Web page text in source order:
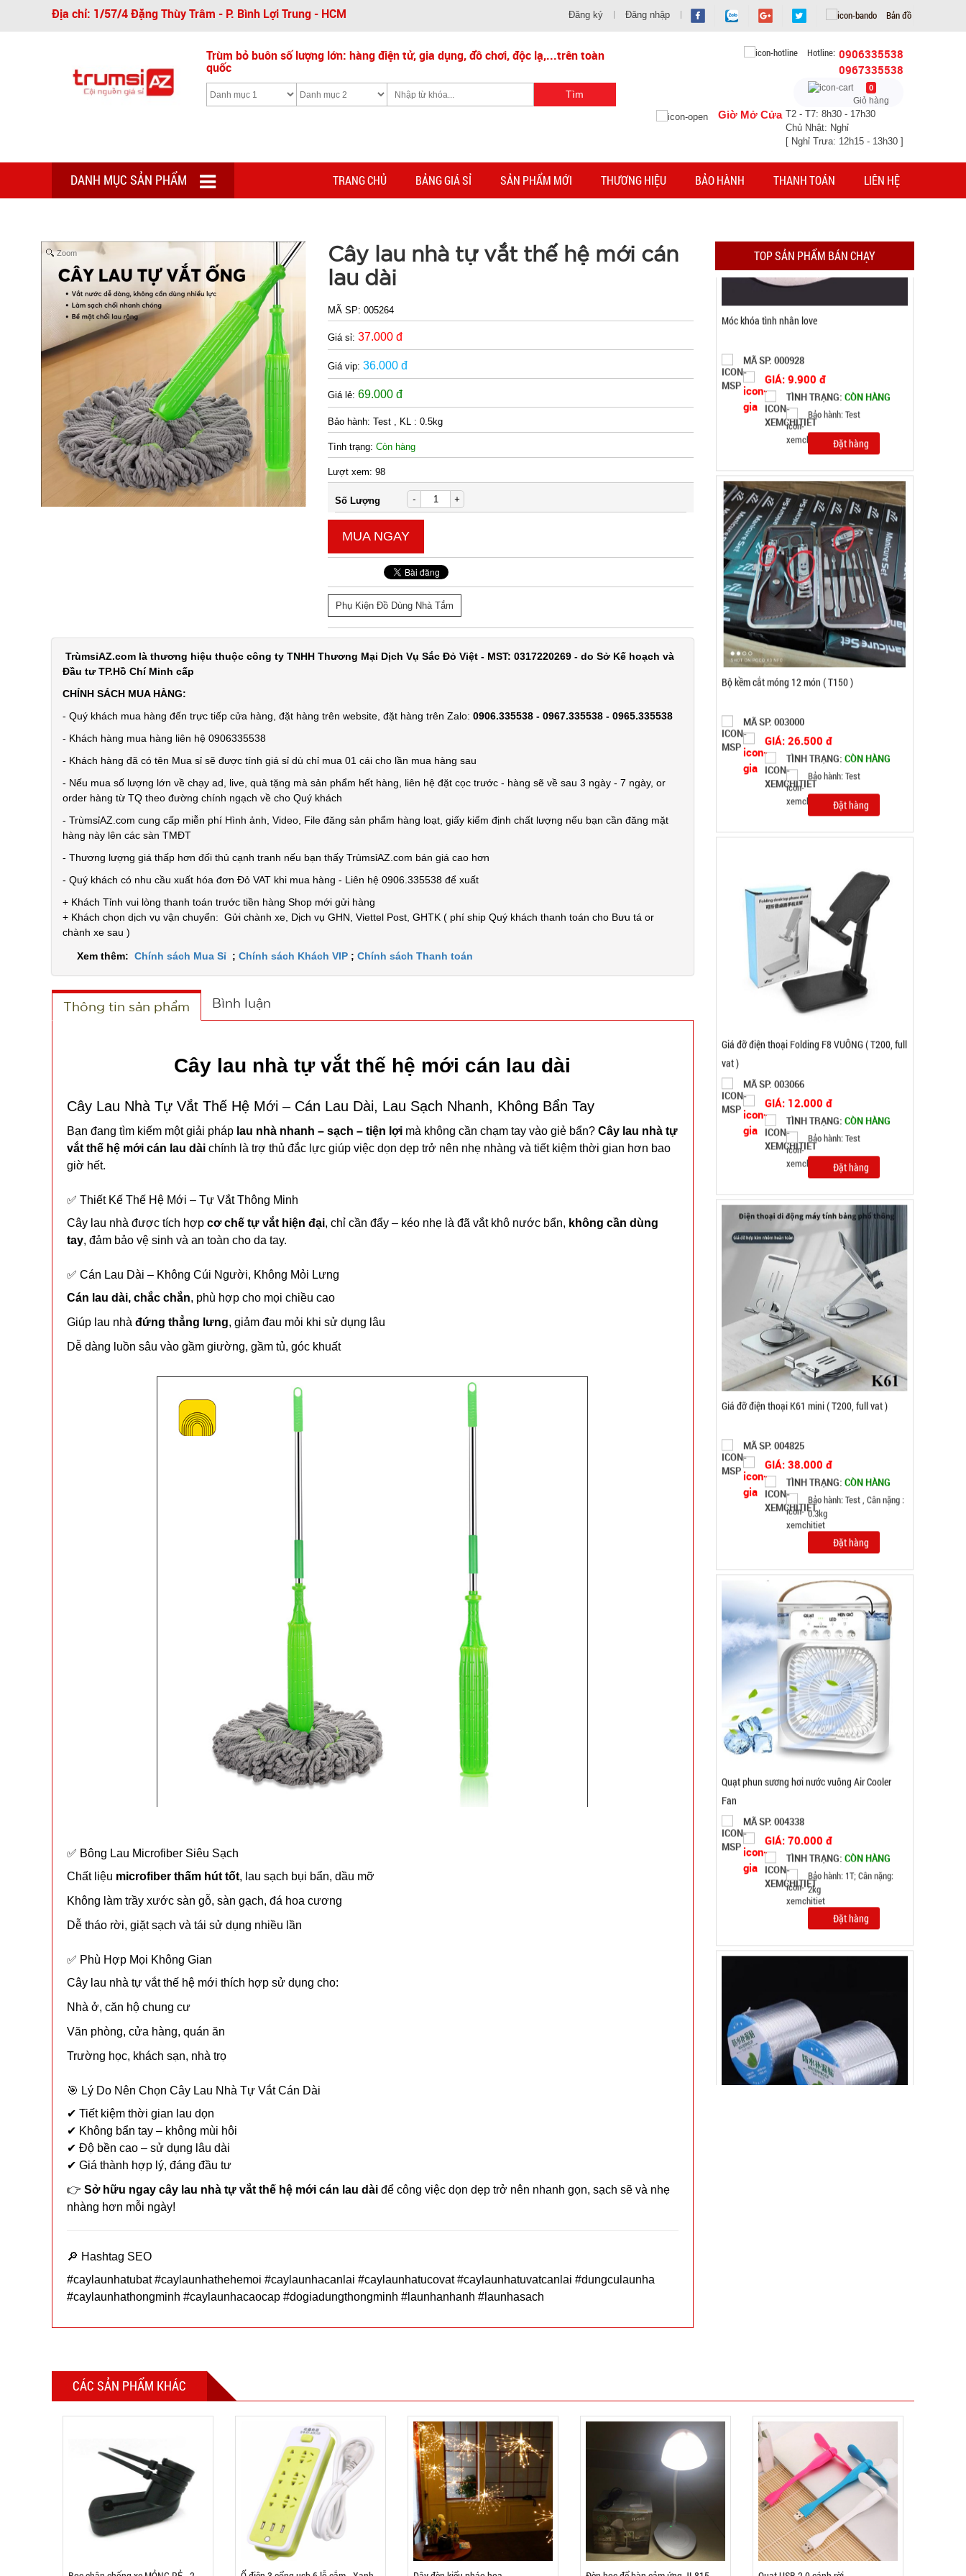
Địa chỉ: 1/57/4 Đặng Thùy Trâm - P. Bình Lợi Trung - HCM Bản đồ
Đăng ký Đăng nhập
Trùm bỏ buôn số lượng lớn: hàng điện tử, gia dụng, đồ chơi, độc lạ,...trên toàn
quốc
Hotline: 0906335538
0967335538
0
Giỏ hàng
Giờ Mở Cửa T2 - T7: 8h30 - 17h30
Chủ Nhật: Nghỉ
[ Nghỉ Trưa: 12h15 - 13h30 ]
DANH MỤC SẢN PHẨM TRANG CHỦ BẢNG GIÁ SỈ SẢN PHẨM MỚI THƯƠNG HIỆU BẢO HÀNH THANH TOÁN LIÊN HỆ
Zoom
Cây lau nhà tự vắt thế hệ mới cán
lau dài
MÃ SP:005264
Giá sỉ:37.000 đ
Giá vip:36.000 đ
Giá lẻ:69.000 đ
Bảo hành:Test , KL : 0.5kg
Tình trạng:Còn hàng
Lượt xem:98
Số Lượng - +
MUA NGAY
Phụ Kiện Đồ Dùng Nhà Tắm
TrùmsỉAZ.com là thương hiệu thuộc công ty TNHH Thương Mại Dịch Vụ Sắc Đỏ Việt - MST: 0317220269 - do Sở Kế hoạch và
Đầu tư TP.Hồ Chí Minh cấp
CHÍNH SÁCH MUA HÀNG:
- Quý khách mua hàng đến trực tiếp cửa hàng, đặt hàng trên website, đặt hàng trên Zalo: 0906.335538 - 0967.335538 - 0965.335538
- Khách hàng mua hàng liên hệ 0906335538
- Khách hàng đã có tên Mua sỉ sẽ được tính giá sỉ dù chỉ mua 01 cái cho lần mua hàng sau
- Nếu mua số lượng lớn về chạy ad, live, quà tặng mà sản phẩm hết hàng, liên hệ đặt cọc trước - hàng sẽ về sau 3 ngày - 7 ngày, or
order hàng từ TQ theo đường chính ngạch về cho Quý khách
- TrùmsỉAZ.com cung cấp miễn phí Hình ảnh, Video, File đăng sản phẩm hàng loạt, giấy kiểm định chất lượng nếu bạn cần đăng mặt
hàng này lên các sàn TMĐT
- Thương lượng giá thấp hơn đối thủ cạnh tranh nếu bạn thấy TrùmsỉAZ.com bán giá cao hơn
- Quý khách có nhu cầu xuất hóa đơn Đỏ VAT khi mua hàng - Liên hệ 0906.335538 để xuất
+ Khách Tỉnh vui lòng thanh toán trước tiền hàng Shop mới gửi hàng
+ Khách chọn dịch vụ vận chuyển: Gửi chành xe, Dịch vụ GHN, Viettel Post, GHTK ( phí ship Quý khách thanh toán cho Bưu tá or
chành xe sau )
Xem thêm: Chính sách Mua Sỉ ; Chính sách Khách VIP ; Chính sách Thanh toán
Thông tin sản phẩm Bình luận
Cây lau nhà tự vắt thế hệ mới cán lau dài
Cây Lau Nhà Tự Vắt Thế Hệ Mới – Cán Lau Dài, Lau Sạch Nhanh, Không Bẩn Tay
Bạn đang tìm kiếm một giải pháp lau nhà nhanh – sạch – tiện lợi mà không cần chạm tay vào giẻ bẩn? Cây lau nhà tự
vắt thế hệ mới cán lau dài chính là trợ thủ đắc lực giúp việc dọn dẹp trở nên nhẹ nhàng và tiết kiệm thời gian hơn bao
giờ hết.
✅ Thiết Kế Thế Hệ Mới – Tự Vắt Thông Minh
Cây lau nhà được tích hợp cơ chế tự vắt hiện đại, chỉ cần đẩy – kéo nhẹ là đã vắt khô nước bẩn, không cần dùng
tay, đảm bảo vệ sinh và an toàn cho da tay.
✅ Cán Lau Dài – Không Cúi Người, Không Mỏi Lưng
Cán lau dài, chắc chắn, phù hợp cho mọi chiều cao
Giúp lau nhà đứng thẳng lưng, giảm đau mỏi khi sử dụng lâu
Dễ dàng luồn sâu vào gầm giường, gầm tủ, góc khuất
✅ Bông Lau Microfiber Siêu Sạch
Chất liệu microfiber thấm hút tốt, lau sạch bụi bẩn, dầu mỡ
Không làm trầy xước sàn gỗ, sàn gạch, đá hoa cương
Dễ tháo rời, giặt sạch và tái sử dụng nhiều lần
✅ Phù Hợp Mọi Không Gian
Cây lau nhà tự vắt thế hệ mới thích hợp sử dụng cho:
Nhà ở, căn hộ chung cư
Văn phòng, cửa hàng, quán ăn
Trường học, khách sạn, nhà trọ
🎯 Lý Do Nên Chọn Cây Lau Nhà Tự Vắt Cán Dài
✔ Tiết kiệm thời gian lau dọn
✔ Không bẩn tay – không mùi hôi
✔ Độ bền cao – sử dụng lâu dài
✔ Giá thành hợp lý, đáng đầu tư
👉 Sở hữu ngay cây lau nhà tự vắt thế hệ mới cán lau dài để công việc dọn dẹp trở nên nhanh gọn, sạch sẽ và nhẹ
nhàng hơn mỗi ngày!
🔎 Hashtag SEO
#caylaunhatubat #caylaunhathehemoi #caylaunhacanlai #caylaunhatucovat #caylaunhatuvatcanlai #dungculaunha
#caylaunhathongminh #caylaunhacaocap #dogiadungthongminh #launhanhanh #launhasach
TOP SẢN PHẨM BÁN CHẠY
Móc khóa tình nhân love
TÌNH TRẠNG:CÒN HÀNG
Bảo hành: Test
Bộ kềm cắt móng 12 món ( T150 )
MÃ SP: 003000
GIÁ: 26.500 đ
TÌNH TRẠNG: CÒN HÀNG
Bảo hành: Test
Đặt hàng
Giá đỡ điện thoại Folding F8 VUÔNG ( T200, full
MÃ SP: 003066
GIÁ: 12.000 đ
TÌNH TRẠNG:CÒN HÀNG
Bảo hành: Test
Giá đỡ điện thoại K61 mini ( T200, full vat )
MÃ SP: 004825
GIÁ: 38.000 đ
TÌNH TRẠNG:CÒN HÀNG
Bảo hành: Test , Cân nặng :
0.3kg
Đặt hàng
Quạt phun sương hơi nước vuông Air Cooler
Fan
MÃ SP: 004338
GIÁ: 70.000 đ
TÌNH TRẠNG:CÒN HÀNG
Bảo hành: 1T; Cân nặng:
2kg
Đặt hàng
Băng keo Chống Thấm siêu dính 5M - BẢN TO
10CM ( t18, full vat )
MÃ SP: 003074
GIÁ: 24.000 đ
TÌNH TRẠNG:CÒN HÀNG
MÃ SP: 004007
GIÁ: 115.000 đ
TÌNH TRẠNG:
CÒN HÀNG
Bảo hành: 1T, Cân nặng:
0,5kg
Đặt hàng
CÁC SẢN PHẨM KHÁC